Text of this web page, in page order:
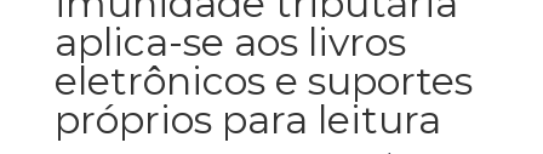
aplica-se aos livros
eletrônicos e suportes
próprios para leitura